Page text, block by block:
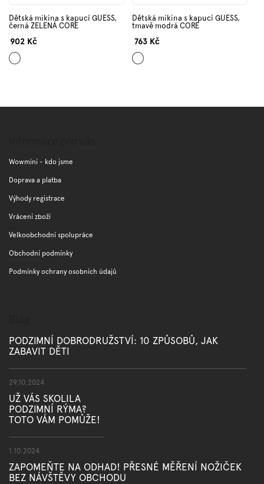
Dětská mikina s kapucí GUESS,
černá ZELENÁ CORE
902 Kč
Černá
Dětská mikina s kapucí GUESS,
tmavě modrá CORE
763 Kč
Tmavě
modrá
Wowmini - kdo jsme
Doprava a platba
Výhody registrace
Vrácení zboží
Velkoobchodní spolupráce
Obchodní podmínky
Podmínky ochrany osobních údajů
PODZIMNÍ DOBRODRUŽSTVÍ: 10 ZPŮSOBŮ, JAK
ZABAVIT DĚTI
29.10.2024
UŽ VÁS SKOLILA
PODZIMNÍ RÝMA?
TOTO VÁM POMŮŽE!
1.10.2024
ZAPOMEŇTE NA ODHAD! PŘESNÉ MĚŘENÍ NOŽIČEK
BEZ NÁVŠTĚVY OBCHODU